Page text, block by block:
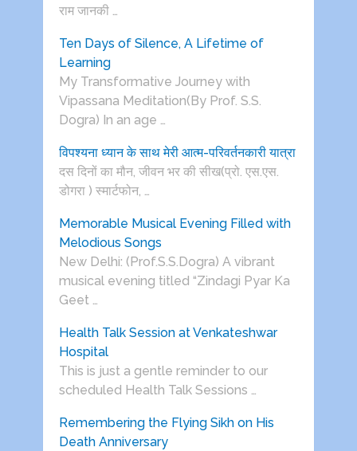
राम जानकी …
Ten Days of Silence, A Lifetime of
Learning
My Transformative Journey with
Vipassana Meditation(By Prof. S.S.
Dogra) In an age …
विपश्यना ध्यान के साथ मेरी आत्म-परिवर्तनकारी यात्रा
दस दिनों का मौन, जीवन भर की सीख(प्रो. एस.एस.
डोगरा ) स्मार्टफोन, …
Memorable Musical Evening Filled with
Melodious Songs
New Delhi: (Prof.S.S.Dogra) A vibrant
musical evening titled “Zindagi Pyar Ka
Geet …
Health Talk Session at Venkateshwar
Hospital
This is just a gentle reminder to our
scheduled Health Talk Sessions …
Remembering the Flying Sikh on His
Death Anniversary